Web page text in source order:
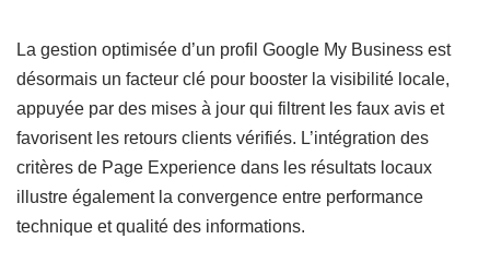
La gestion optimisée d’un profil Google My Business est
désormais un facteur clé pour booster la visibilité locale,
appuyée par des mises à jour qui filtrent les faux avis et
favorisent les retours clients vérifiés. L’intégration des
critères de Page Experience dans les résultats locaux
illustre également la convergence entre performance
technique et qualité des informations.